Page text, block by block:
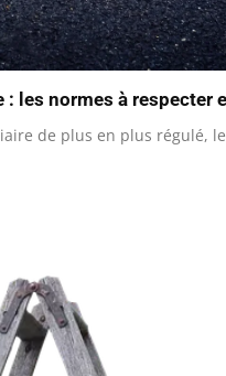
les normes à respecter
de plus en plus régulé,